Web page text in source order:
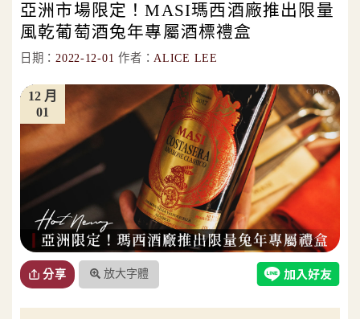
亞洲市場限定！MASI瑪西酒廠推出限量
風乾葡萄酒兔年專屬酒標禮盒
日期： 2022-12-01 作者： ALICE LEE
01
12 月
分享 放大字體